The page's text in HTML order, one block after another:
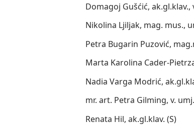
Domagoj Gušćić, ak.gl.klav.,
Nikolina Ljiljak, mag. mus.,
Petra Bugarin Puzović,
Marta Karolina Cader-
Nadia Varga Modrić,
mr. art. Petra Gilming, v.
Renata Hil, ak.gl.klav. (S)